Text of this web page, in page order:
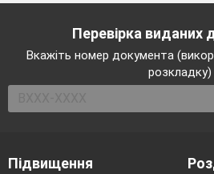
Перевірка виданих
Вкажіть номер документа
розкладку)
Підвищення